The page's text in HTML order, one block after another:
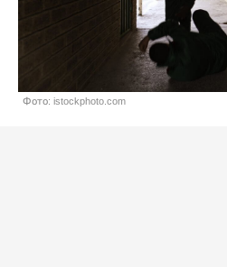
Фото: istockphoto.com